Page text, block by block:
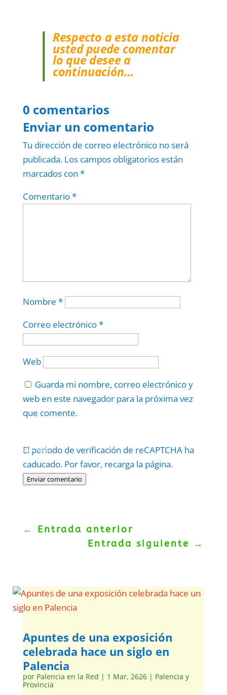
Respecto a esta noticia
usted puede comentar
lo que desee a
continuación…
0 comentarios
Enviar un comentario
Tu dirección de correo electrónico no será
publicada. Los campos obligatorios están
marcados con *
Comentario*
Nombre *
Correo electrónico*
Web
Guarda mi nombre, correo electrónico y
web en este navegador para la próxima vez
que comente.
El periodo de verificación de reCAPTCHA ha
caducado. Por favor, recarga la página.
Enviar comentario
Politica–Términos.
← Entrada anterior
Entrada siguiente
→
Apuntes de una exposición
celebrada hace un siglo en
Palencia
por Palencia en la Red | 1 Mar, 2626| Palencia y
Provincia